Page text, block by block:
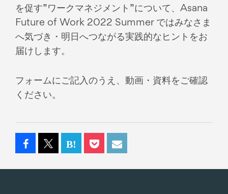
を促す”ワークマネジメント”について、Asana
Future of Work 2022 Summer ではみなさま
へ気づき・明日へつながる実践的なヒントをお
届けします。
フォームにご記入のうえ、 動画・資料をご確認
ください。